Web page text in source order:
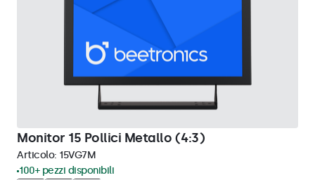
Monitor 15 Pollici Metallo (4:3)
Articolo: 15VG7M
100+ pezzi disponibili